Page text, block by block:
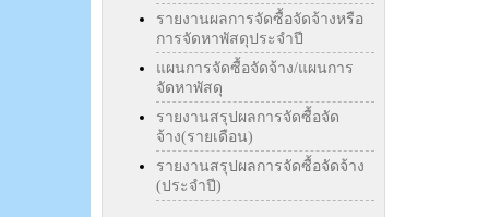
รายงานผลการจัดซื้อจัดจ้างหรือ
การจัดหาพัสดุประจำปี
แผนการจัดซื้อจัดจ้าง/แผนการ
จัดหาพัสดุ
รายงานสรุปผลการจัดซื้อจัด
จ้าง(รายเดือน)
รายงานสรุปผลการจัดซื้อจัดจ้าง
(ประจำปี)